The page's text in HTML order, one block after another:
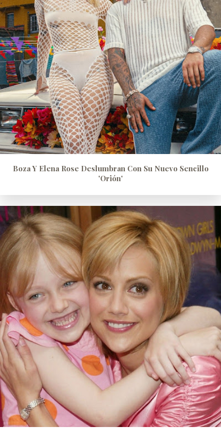
Boza Y Elena Rose Deslumbran Con Su Nuevo Sencillo
'Orión'